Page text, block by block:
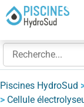
Piscines HydroSud
> Cellule